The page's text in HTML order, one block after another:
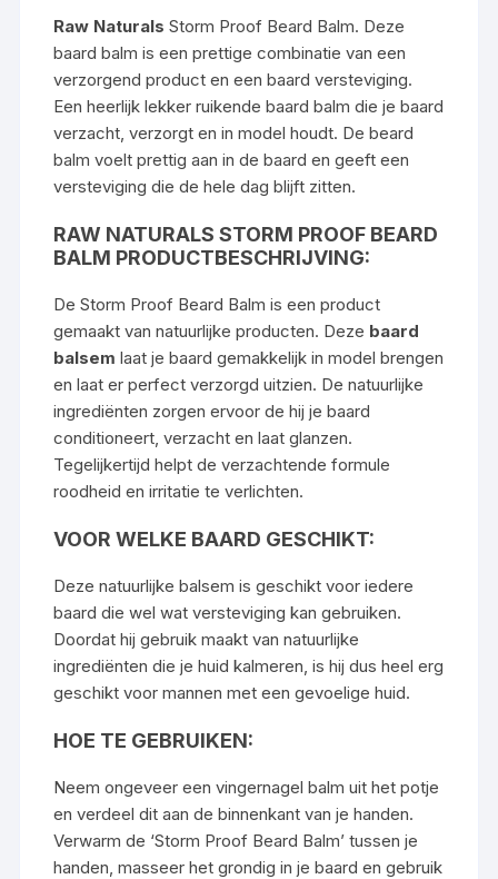
Raw Naturals Storm Proof Beard Balm. Deze
baard balm is een prettige combinatie van een
verzorgend product en een baard versteviging.
Een heerlijk lekker ruikende baard balm die je baard
verzacht, verzorgt en in model houdt. De beard
balm voelt prettig aan in de baard en geeft een
versteviging die de hele dag blijft zitten.
RAW NATURALS STORM PROOF BEARD
BALM PRODUCTBESCHRIJVING:
De Storm Proof Beard Balm is een product
gemaakt van natuurlijke producten. Deze baard
balsem laat je baard gemakkelijk in model brengen
en laat er perfect verzorgd uitzien. De natuurlijke
ingrediënten zorgen ervoor de hij je baard
conditioneert, verzacht en laat glanzen.
Tegelijkertijd helpt de verzachtende formule
roodheid en irritatie te verlichten.
VOOR WELKE BAARD GESCHIKT:
Deze natuurlijke balsem is geschikt voor iedere
baard die wel wat versteviging kan gebruiken.
Doordat hij gebruik maakt van natuurlijke
ingrediënten die je huid kalmeren, is hij dus heel erg
geschikt voor mannen met een gevoelige huid.
HOE TE GEBRUIKEN:
Neem ongeveer een vingernagel balm uit het potje
en verdeel dit aan de binnenkant van je handen.
Verwarm de ‘Storm Proof Beard Balm’ tussen je
handen, masseer het grondig in je baard en gebruik